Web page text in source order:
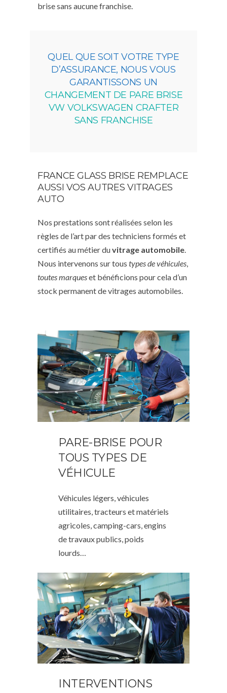
brise sans aucune franchise.
QUEL QUE SOIT VOTRE TYPE
D’ASSURANCE, NOUS VOUS
GARANTISSONS UN
CHANGEMENT DE PARE BRISE
VW VOLKSWAGEN CRAFTER
SANS FRANCHISE
FRANCE GLASS BRISE REMPLACE
AUSSI VOS AUTRES VITRAGES
AUTO
Nos prestations sont réalisées selon les
règles de l’art par des techniciens formés et
certifiés au métier duvitrage automobile
Nous intervenons sur tous types de véhicules
toutes marqueset bénéficions pour cela d’un
stock permanent de vitrages automobiles.
PARE-BRISE POUR
TOUS TYPES DE
VÉHICULE
Véhicules légers, véhicules
utilitaires, tracteurs et matériels
agricoles, camping-cars, engins
de travaux publics, poids
lourds…
INTERVENTIONS